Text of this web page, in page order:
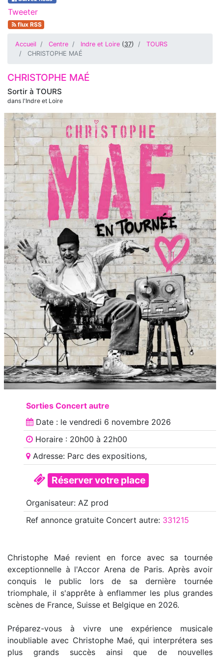
Tweeter
flux RSS
Accueil Centre Indre et Loire (37)
TOURS
CHRISTOPHE MAÉ
Sortir à TOURS
dans l'Indre et Loire
CHRISTOPHE MAÉ
Sorties Concert autre
Date : le vendredi 6 novembre 2026
Horaire : 20h00 à 22h00
Adresse: Parc des expositions,
Réserver votre place
Organisateur: AZ prod
Ref annoncegratuite Concert autre: 331215
Christophe Maé revient en force avec sa tournée
exceptionnelle à l'Accor Arena de Paris. Après avoir
conquis le public lors de sa dernière tournée
triomphale, il s'apprête à enflammer les plus grandes
scènes de France, Suisse et Belgique en 2026.
Préparez-vous à vivre une expérience musicale
inoubliable avec Christophe Maé, qui interprétera ses
plus grands succès ainsi que de nouvelles